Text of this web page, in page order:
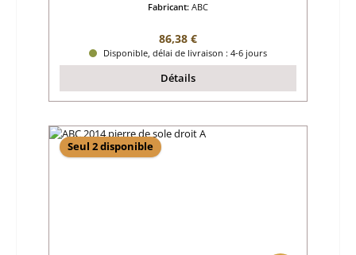
Fabricant: ABC
Prix régulier :
86,38 €
Disponible, délai de livraison : 4-6 jours
Détails
Seul 2 disponible